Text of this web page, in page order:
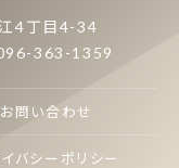
4丁目4-34
363-1359
お問い合わせ
バシーポリシー